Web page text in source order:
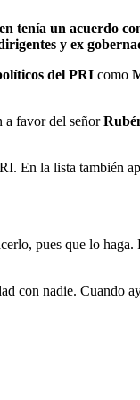
tenía un acuerdo
y ex
del PRI como
a favor del señor
En la lista también
pues que lo
con nadie. Cuando